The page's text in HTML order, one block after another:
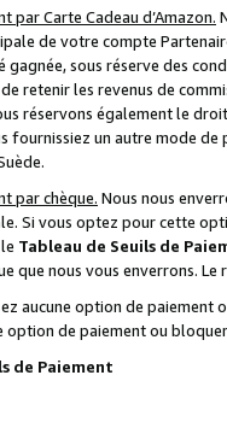
par Carte Cadeau d’Amazon.
de votre compte
gagnée, sous réserve des
retenir les revenus de
réservons également le
fournissiez un autre mode de
par chèque. Nous nous
Si vous optez pour cette
Tableau de Seuils de
que nous vous enverrons.
aucune option de
option de paiement ou
de Paiement